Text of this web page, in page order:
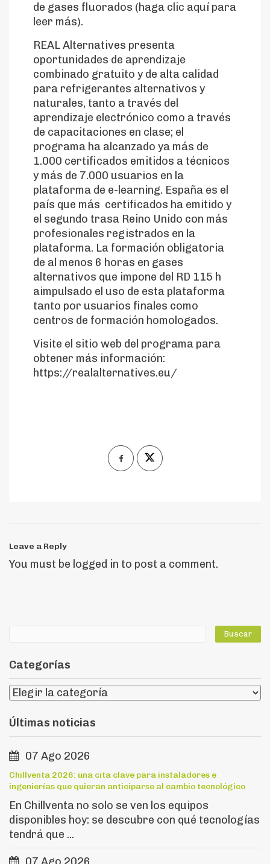
de gases fluorados (haga clic aquí para
leer más).
REAL Alternatives presenta
oportunidades de aprendizaje
combinado gratuito y de alta calidad
para refrigerantes alternativos y
naturales, tanto a través del
aprendizaje electrónico como a través
de capacitaciones en clase; el
programa ha alcanzado ya más de
1.000 certificados emitidos a técnicos
y más de 7.000 usuarios en la
plataforma de e-learning. España es el
país que más certificados ha emitido y
el segundo trasa Reino Unido con más
profesionales registrados en la
plataforma. La formación obligatoria
de al menos 6 horas en gases
alternativos que impone del RD 115 h
aimpulsado el uso de esta plataforma
tanto por usuarios finales como
centros de formación homologados.
Visite el sitio web del programa para
obtener más información:
https://realalternatives.eu/
Leave a Reply
You must be logged in to post a comment.
Categorías
Últimas noticias
07 Ago 2026
Chillventa 2026: una cita clave para instaladores e
ingenierías que quieran anticiparse al cambio tecnológico
En Chillventa no solo se ven los equipos
disponibles hoy: se descubre con qué tecnologías
tendrá que ...